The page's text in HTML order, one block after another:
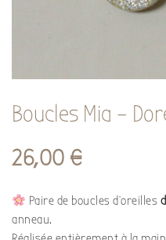
Boucles Mia –
26,00 €
Paire de boucles d’oreilles
anneau.